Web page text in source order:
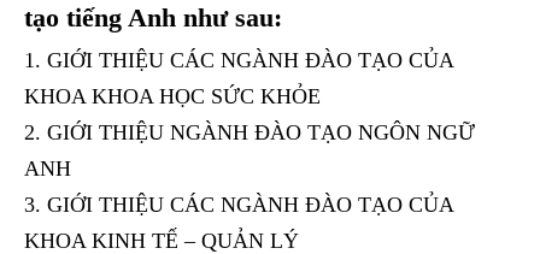
tạo tiếng Anh như sau:
GIỚI THIỆU CÁC NGÀNH ĐÀO TẠO CỦA
KHOA KHOA HỌC SỨC KHỎE
GIỚI THIỆU NGÀNH ĐÀO TẠO NGÔN NGỮ
ANH
GIỚI THIỆU CÁC NGÀNH ĐÀO TẠO CỦA
KHOA KINH TẾ – QUẢN LÝ